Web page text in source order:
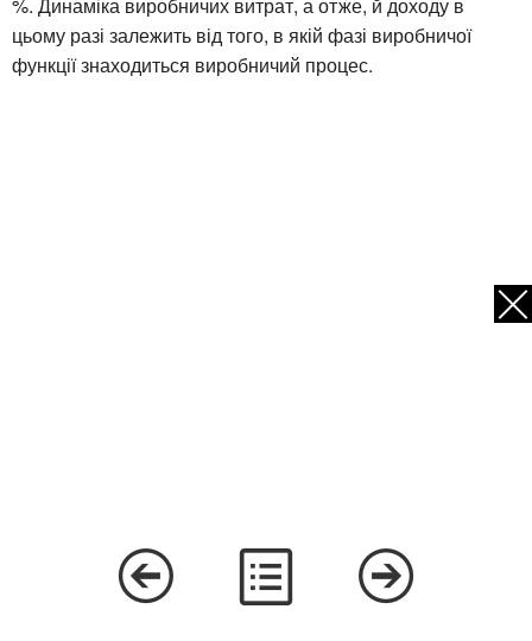
%. Динаміка виробничих витрат, а отже, й доходу в
цьому разі залежить від того, в якій фазі виробничої
функції знаходиться виробничий процес.